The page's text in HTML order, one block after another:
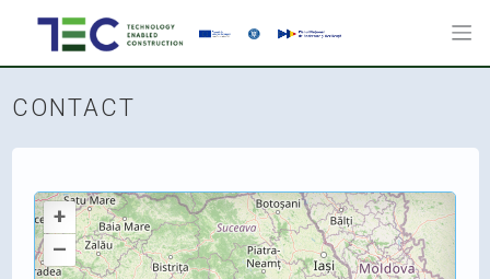
CONTACT
+
–